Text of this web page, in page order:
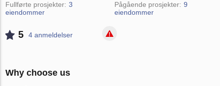
Fullførte prosjekter: 3
eiendommer
Pågående prosjekter: 9
eiendommer
5 4 anmeldelser
Why choose us